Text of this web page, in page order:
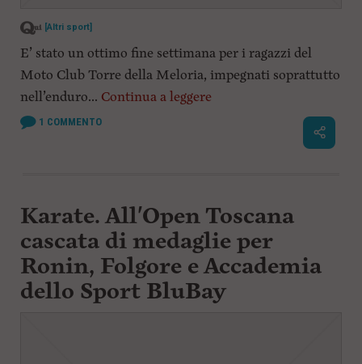
[Altri sport]
E’ stato un ottimo fine settimana per i ragazzi del
Moto Club Torre della Meloria, impegnati soprattutto
nell’enduro... Continua a leggere
1 COMMENTO
Karate. All'Open Toscana
cascata di medaglie per
Ronin, Folgore e Accademia
dello Sport BluBay